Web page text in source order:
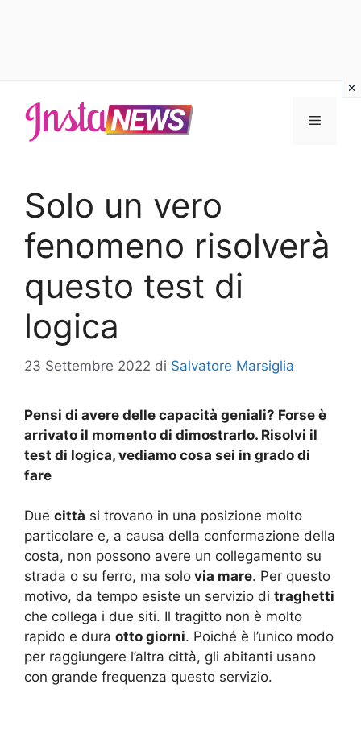
contenuto
Menu
Solo un vero
fenomeno risolverà
questo test di
logica
23 Settembre 2022 di Salvatore Marsiglia
Pensi di avere delle capacità geniali? Forse è
arrivato il momento di dimostrarlo. Risolvi il
test di logica, vediamo cosa sei in grado di
fare
Due città si trovano in una posizione molto
particolare e, a causa della conformazione della
costa, non possono avere un collegamento su
strada o su ferro, ma solo via mare. Per questo
motivo, da tempo esiste un servizio di traghetti
che collega i due siti. Il tragitto non è molto
rapido e dura otto giorni. Poiché è l’unico modo
per raggiungere l’altra città, gli abitanti usano
con grande frequenza questo servizio.